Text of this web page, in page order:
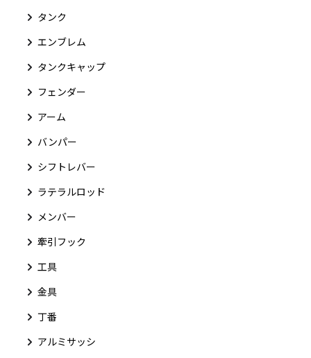
タンク
エンブレム
タンクキャップ
フェンダー
アーム
バンパー
シフトレバー
ラテラルロッド
メンバー
牽引フック
工具
金具
丁番
アルミサッシ